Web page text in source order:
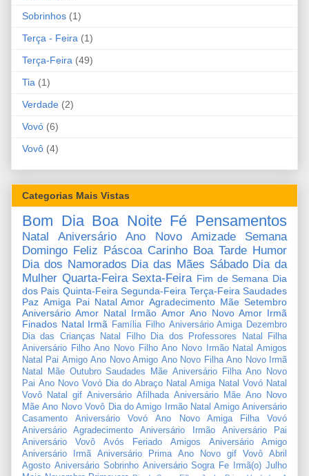
Sobrinhos (1)
Terça - Feira (1)
Terça-Feira (49)
Tia (1)
Verdade (2)
Vovó (6)
Vovô (4)
Categorias Mais Vistas
Bom Dia Boa Noite Fé Pensamentos
Natal Aniversário Ano Novo Amizade
Semana
Domingo Feliz Páscoa Carinho Boa Tarde Humor
Dia dos Namorados Dia das Mães Sábado Dia da
Mulher Quarta-Feira Sexta-Feira Fim de Semana Dia
dos Pais Quinta-Feira Segunda-Feira Terça-Feira Saudades
Paz Amiga Pai Natal Amor Agradecimento Mãe Setembro
Aniversário Amor Natal Irmão Amor Ano Novo Amor Irmã
Finados Natal Irmã Família Filho Aniversário Amiga Dezembro
Dia das Crianças
Natal Filho Dia dos Professores
Natal Filha
Aniversário Filho Ano Novo Filho Ano Novo Irmão Natal Amigos
Natal Pai Amigo Ano Novo Amigo Ano Novo Filha Ano Novo Irmã
Natal Mãe Outubro Saudades Mãe Aniversário Filha Ano Novo
Pai Ano Novo Vovó Dia do Abraço Natal Amiga Natal Vovó Natal
Vovô
Natal gif Aniversário Afilhada Aniversário Mãe Ano Novo
Mãe Ano Novo Vovô Dia do Amigo Irmão Natal Amigo Aniversário
Casamento
Aniversário Vovó Ano Novo Amiga Filha
Vovó
Aniversário Agradecimento
Aniversário Irmão
Aniversário Pai
Aniversário Vovô
Avós Feriado Amigos
Aniversário Amigo
Aniversário Irmã
Aniversário Prima Ano Novo gif Vovô
Abril
Agosto Aniversário Sobrinho Aniversário Sogra Fe Irmã(o) Julho